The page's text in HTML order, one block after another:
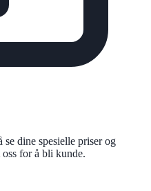
dine spesielle priser og
for å bli kunde.